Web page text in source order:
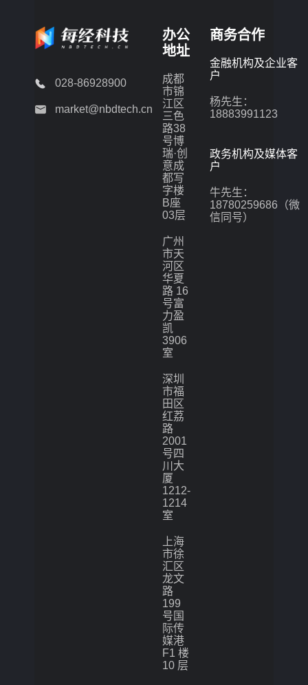
028-86928900
market@nbdtech.cn
办公
地址
成都
市锦
江区
三色
路38
号博
瑞·创
意成
都写
字楼
B座
03层
广州
市天
河区
华夏
路 16
号富
力盈
凯
3906
室
深圳
市福
田区
红荔
路
2001
号四
川大
厦
1212-
1214
室
上海
市徐
汇区
龙文
路
199
号国
际传
媒港
F1 楼
10 层
商务合作
金融机构及企业客
户
杨先生：
18883991123
政务机构及媒体客
户
牛先生：
18780259686（微
信同号）